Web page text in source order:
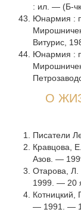
: ил. — (Б-
Юнармия :
Витурис,
Юнармия :
О
Писатели
Кpавцова,
Азов. —
Отарова, Л.
1999. — 20
Котницкий,
— 1991. —